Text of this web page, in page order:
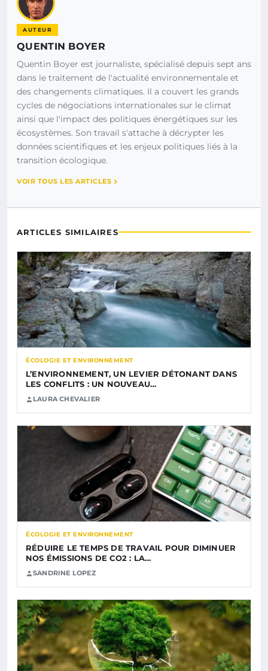
AUTEUR
QUENTIN BOYER
Quentin Boyer est journaliste, spécialisé depuis sept ans
dans le traitement de l'actualité environnementale et
des changements climatiques. Il a couvert les grands
cycles de négociations internationales sur le climat
ainsi que l'impact des politiques énergétiques sur les
écosystèmes. Son travail s'attache à décrypter les
données scientifiques et les enjeux politiques liés à la
transition écologique.
VOIR TOUS LES ARTICLES
ARTICLES SIMILAIRES
ÉCOLOGIE ET ENVIRONNEMENT
L’ENVIRONNEMENT, UN LEVIER DÉTONANT DANS
LES CONFLITS : UN NOUVEAU…
LAURA CHEVALIER
ÉCOLOGIE ET ENVIRONNEMENT
RÉDUIRE LE TEMPS DE TRAVAIL POUR DIMINUER
NOS ÉMISSIONS DE CO2 : LA…
SANDRINE LOPEZ